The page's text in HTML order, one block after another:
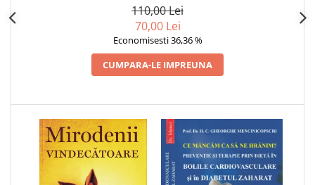
OBISNUITE SAU EXOTICE
PENTRU A-TI INBUNATATI
STAREA DE SANATATE SI
PENTRU A VINDECA
BOLILE.DR. BHARAT B.
AGGARWAL
110,00 Lei
70,00 Lei
Economisesti 36,36 %
CUMPARA-LE IMPREUNA